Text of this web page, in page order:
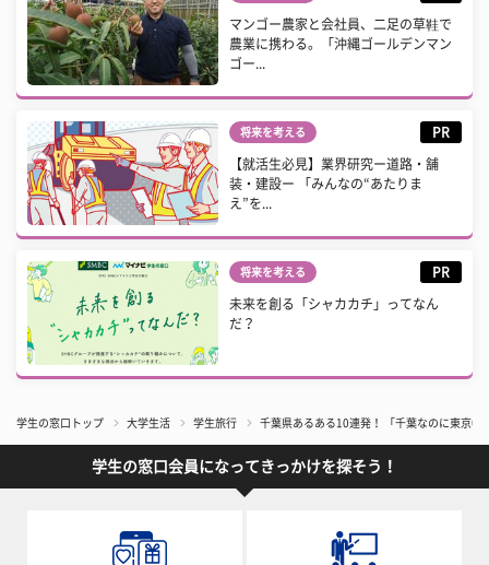
マンゴー農家と会社員、二足の草鞋で
農業に携わる。「沖縄ゴールデンマン
ゴー...
将来を考える PR
【就活生必見】業界研究ー道路・舗
装・建設ー 「みんなの“あたりま
え”を...
将来を考える PR
未来を創る「シャカカチ」ってなん
だ？
学生の窓口トップ 大学生活 学生旅行 千葉県あるある10連発！ 「千葉なのに東京
学生の窓口会員になってきっかけを探そう！